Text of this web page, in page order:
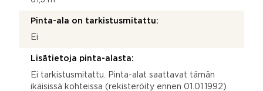
Pinta-ala on tarkistusmitattu:
Ei
Lisätietoja pinta-alasta:
Ei tarkistusmitattu. Pinta-alat saattavat tämän
ikäisissä kohteissa (rekisteröity ennen 01.01.1992)